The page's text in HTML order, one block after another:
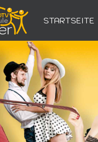
STARTSEITE